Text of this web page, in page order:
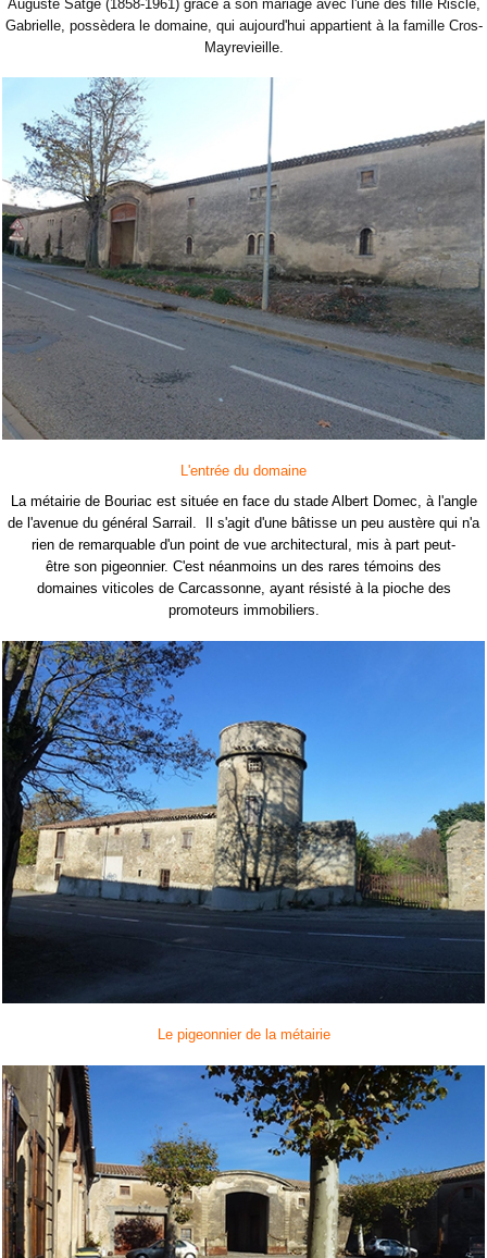
Auguste Satgé (1858-1961) grâce à son mariage avec l'une des fille Riscle,
Gabrielle, possèdera le domaine, qui aujourd'hui appartient à la famille Cros-
Mayrevieille.
L'entrée du domaine
La métairie de Bouriac est située en face du stade Albert Domec, à l'angle
de l'avenue du général Sarrail. Il s'agit d'une bâtisse un peu austère qui n'a
rien de remarquable d'un point de vue architectural, mis à part peut-
être son pigeonnier. C'est néanmoins un des rares témoins des
domaines viticoles de Carcassonne, ayant résisté à la pioche des
promoteurs immobiliers.
Le pigeonnier de la métairie